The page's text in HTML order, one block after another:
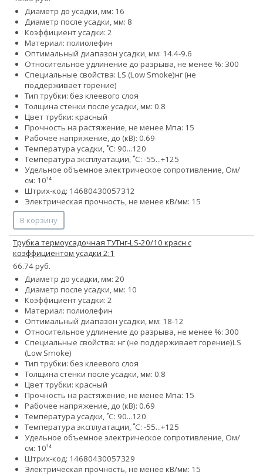
Диаметр до усадки, мм: 16
Диаметр после усадки, мм: 8
Коэффициент усадки: 2
Материал: полиолефин
Оптимальный диапазон усадки, мм: 14.4-9.6
Относительное удлинение до разрыва, не менее %: 300
Специальные свойства: LS (Low Smoke)нг (не
поддерживает горение)
Тип трубки: без клеевого слоя
Толщина стенки после усадки, мм: 0.8
Цвет трубки: красный
Прочность на растяжение, не менее Мпа: 15
Рабочее напряжение, до (кВ): 0.69
Температура усадки, ˚С: 90...120
Температура эксплуатации, ˚С: -55...+125
Удельное объемное электрическое сопротивление, Ом/
см: 10¹⁴
Штрих-код: 14680430057312
Электрическая прочность, не менее кВ/мм: 15
В корзину
Трубка термоусадочная ТУТнг-LS-20/10 красн с
коэффициентом усадки 2:1
66.74 руб.
Диаметр до усадки, мм: 20
Диаметр после усадки, мм: 10
Коэффициент усадки: 2
Материал: полиолефин
Оптимальный диапазон усадки, мм: 18-12
Относительное удлинение до разрыва, не менее %: 300
Специальные свойства: нг (не поддерживает горение)LS
(Low Smoke)
Тип трубки: без клеевого слоя
Толщина стенки после усадки, мм: 0.8
Цвет трубки: красный
Прочность на растяжение, не менее Мпа: 15
Рабочее напряжение, до (кВ): 0.69
Температура усадки, ˚С: 90...120
Температура эксплуатации, ˚С: -55...+125
Удельное объемное электрическое сопротивление, Ом/
см: 10¹⁴
Штрих-код: 14680430057329
Электрическая прочность, не менее кВ/мм: 15